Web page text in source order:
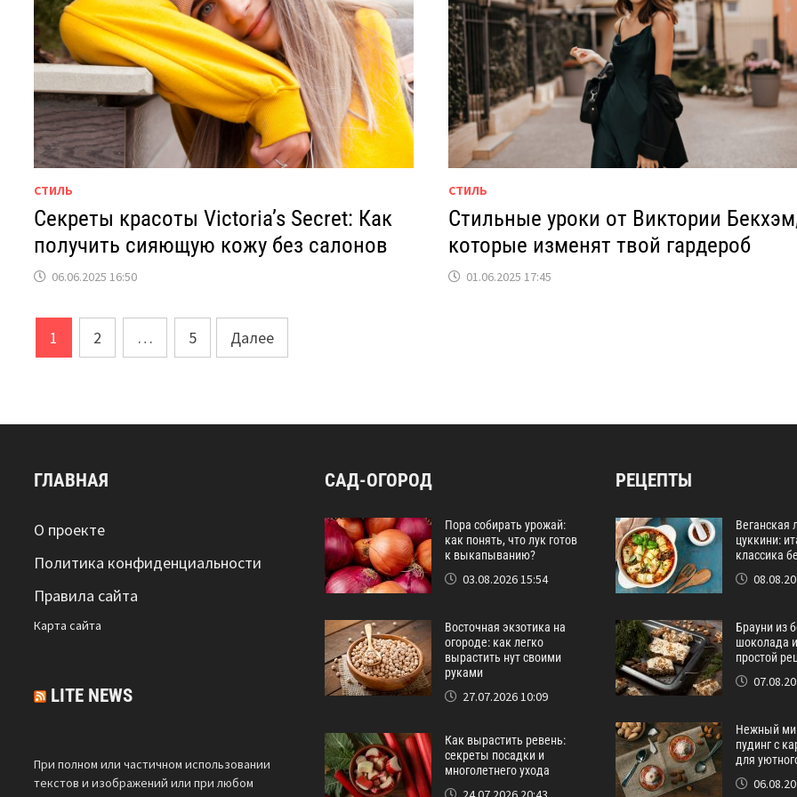
СТИЛЬ
Секреты красоты Victoria’s Secret: Как
получить сияющую кожу без салонов
06.06.2025 16:50
СТИЛЬ
Стильные уроки от Виктории
которые изменят твой гардероб
01.06.2025 17:45
Пагинация
записей
1 2 … 5 Далее
ГЛАВНАЯ
О проекте
Политика конфиденциальности
Правила сайта
Карта сайта
LITE NEWS
При полном или частичном использовании
текстов и изображений или при любом
САД-ОГОРОД
Пора собирать урожай:
как понять, что лук готов
к выкапыванию?
03.08.2026 15:54
Восточная экзотика на
огороде: как легко
вырастить нут своими
руками
27.07.2026 10:09
Как вырастить ревень:
секреты посадки и
многолетнего ухода
РЕЦЕПТЫ
Веганская
цуккини:
классика
Брауни из
шоколада
простой
Нежный
пудинг с
для